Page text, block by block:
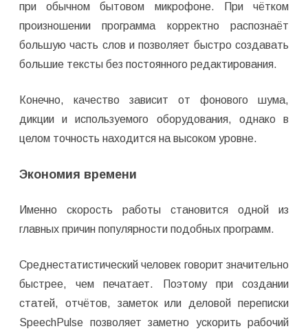
при обычном бытовом микрофоне. При чётком
произношении программа корректно распознаёт
большую часть слов и позволяет быстро создавать
большие тексты без постоянного редактирования.
Конечно, качество зависит от фонового шума,
дикции и используемого оборудования, однако в
целом точность находится на высоком уровне.
Экономия времени
Именно скорость работы становится одной из
главных причин популярности подобных программ.
Среднестатистический человек говорит значительно
быстрее, чем печатает. Поэтому при создании
статей, отчётов, заметок или деловой переписки
SpeechPulse позволяет заметно ускорить рабочий